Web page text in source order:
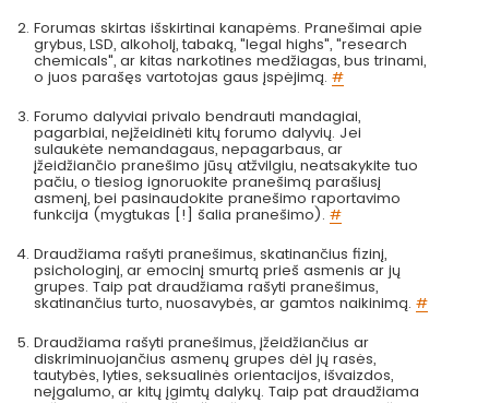
Forumas skirtas išskirtinai kanapėms. Pranešimai apie
grybus, LSD, alkoholį, tabaką, "legal highs", "research
chemicals", ar kitas narkotines medžiagas, bus trinami,
o juos parašęs vartotojas gaus įspėjimą.#
Forumo dalyviai privalo bendrauti mandagiai,
pagarbiai, neįžeidinėti kitų forumo dalyvių. Jei
sulaukėte nemandagaus, nepagarbaus, ar
įžeidžiančio pranešimo jūsų atžvilgiu, neatsakykite tuo
pačiu, o tiesiog ignoruokite pranešimą parašiusį
asmenį, bei pasinaudokite pranešimo raportavimo
funkcija (mygtukas [!] šalia pranešimo).#
Draudžiama rašyti pranešimus, skatinančius fizinį,
psichologinį, ar emocinį smurtą prieš asmenis ar jų
grupes. Taip pat draudžiama rašyti pranešimus,
skatinančius turto, nuosavybės, ar gamtos naikinimą.#
Draudžiama rašyti pranešimus, įžeidžiančius ar
diskriminuojančius asmenų grupes dėl jų rasės,
tautybės, lyties, seksualinės orientacijos, išvaizdos,
neįgalumo, ar kitų įgimtų dalykų. Taip pat draudžiama